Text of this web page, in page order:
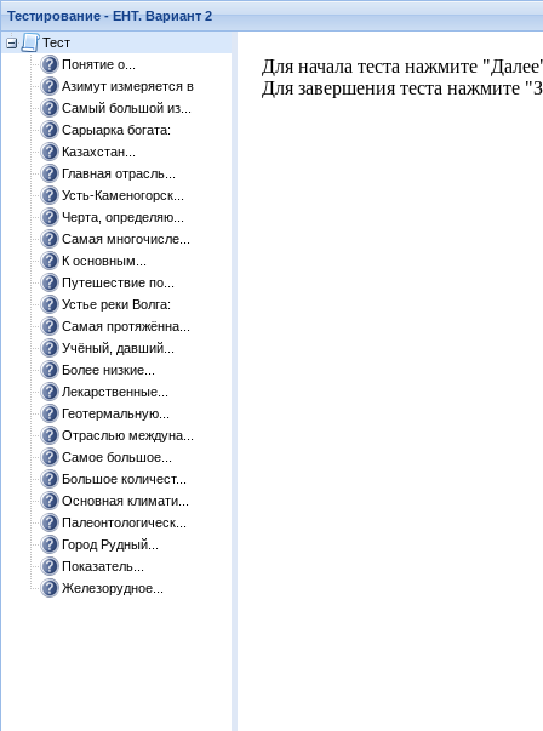
Тестирование - ЕНТ. Вариант 2
Тест
Понятие о...
Азимут измеряется в
Самый большой из...
Сарыарка богата:
Казахстан...
Главная отрасль...
Усть-Каменогорск...
Черта, определяю...
Самая многочисле...
К основным...
Путешествие по...
Устье реки Волга:
Самая протяжённа...
Учёный, давший...
Более низкие...
Лекарственные...
Геотермальную...
Отраслью междуна...
Самое большое...
Большое количест...
Основная климати...
Палеонтологическ...
Город Рудный...
Показатель...
Железорудное...
​Для начала теста нажмите
Для завершения теста нажмите